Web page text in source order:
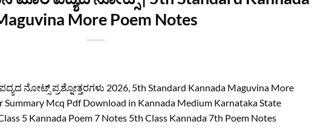
More Poem Notes
ನೋಟ್ಸ್‌ ಪ್ರಶ್ನೋತ್ತರಗಳು 2026, 5th Standard Kannada Maguvina More
Summary Mcq Pdf Download in Kannada Medium Karnataka State
5 Kannada Poem 7 Notes 5th Class Kannada 7th Poem Notes